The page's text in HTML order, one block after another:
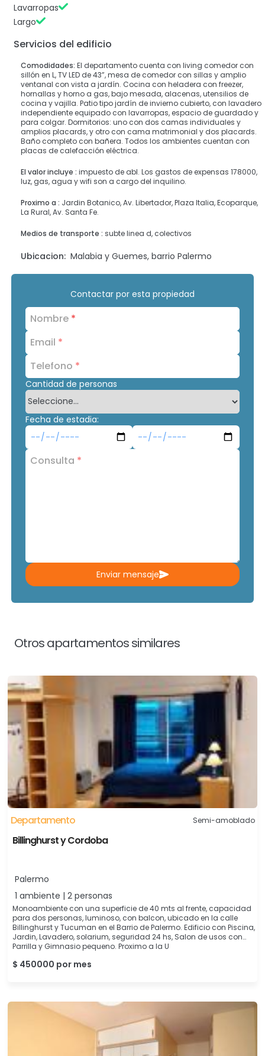
Lavarropas
Largo
Servicios del edificio
Comodidades: El departamento cuenta con living comedor con
sillón en L, TV LED de 43”, mesa de comedor con sillas y amplio
ventanal con vista a jardín. Cocina con heladera con freezer,
hornallas y horno a gas, bajo mesada, alacenas, utensilios de
cocina y vajilla. Patio tipo jardín de invierno cubierto, con lavadero
independiente equipado con lavarropas, espacio de guardado y
para colgar. Dormitorios: uno con dos camas individuales y
amplios placards, y otro con cama matrimonial y dos placards.
Baño completo con bañera. Todos los ambientes cuentan con
placas de calefacción eléctrica.
El valor incluye : impuesto de abl. Los gastos de expensas 178000,
luz, gas, agua y wifi son a cargo del inquilino.
Proximo a : Jardin Botanico, Av. Libertador, Plaza Italia, Ecoparque,
La Rural, Av. Santa Fe.
Medios de transporte : subte linea d, colectivos
Ubicacion: Malabia y Guemes, barrio Palermo
Contactar por esta propiedad
Nombre *
Email *
Telefono *
Cantidad de personas
Fecha de estadia:
Consulta *
Enviar mensaje
Otros apartamentos similares
Departamento Semi-amoblado
Billinghurst y Cordoba
Palermo
1 ambiente | 2 personas
Monoambiente con una superficie de 40 mts al frente, capacidad
para dos personas, luminoso, con balcon, ubicado en la calle
Billinghurst y Tucuman en el Barrio de Palermo. Edificio con Piscina,
Jardin, Lavadero, solarium, seguridad 24 hs, Salon de usos con
Parrilla y Gimnasio pequeno. Proximo a la U
$ 450000 por mes